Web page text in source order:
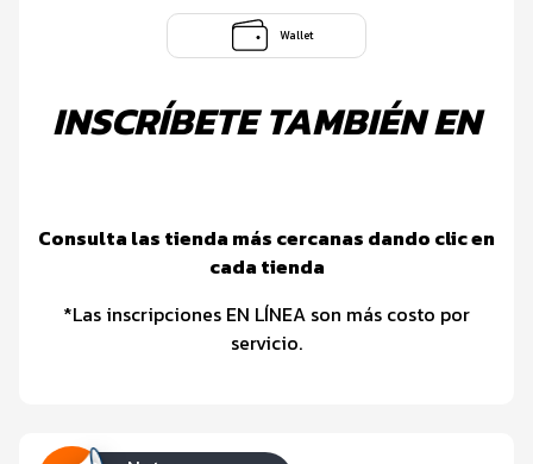
Wallet
INSCRÍBETE TAMBIÉN EN
Consulta las tienda más cercanas dando clic en
cada tienda
*Las inscripciones EN LÍNEA son más costo por
servicio.